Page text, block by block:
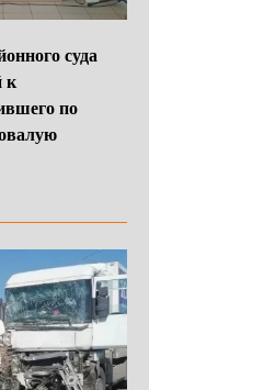
суда
к
по